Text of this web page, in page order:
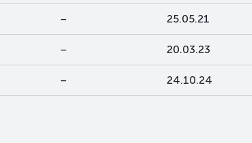
– 25.05.21
– 20.03.23
– 24.10.24